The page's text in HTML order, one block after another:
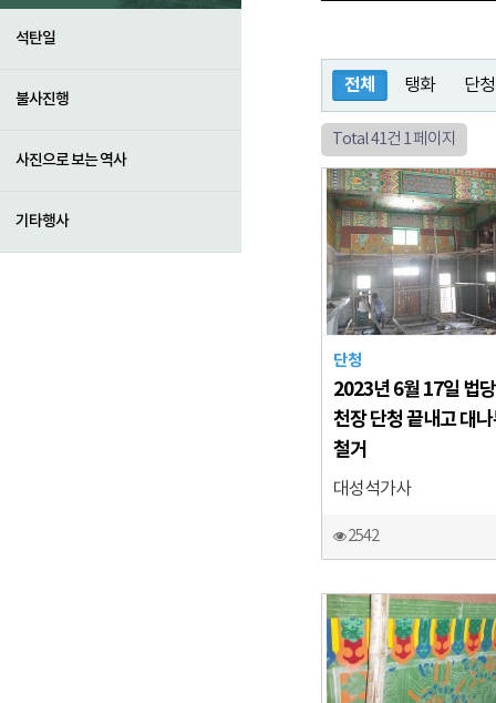
석탄일
불사진행
사진으로 보는 역사
기타행사
전체 탱화 단청
Total 41건 1 페이지
단청
2023년 6월 17일 법
천장 단청 끝내고 대
철거
대성석가사
2542